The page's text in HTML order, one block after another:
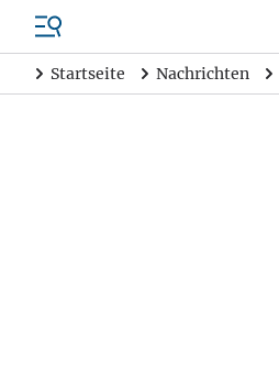
Startseite Nachrichten